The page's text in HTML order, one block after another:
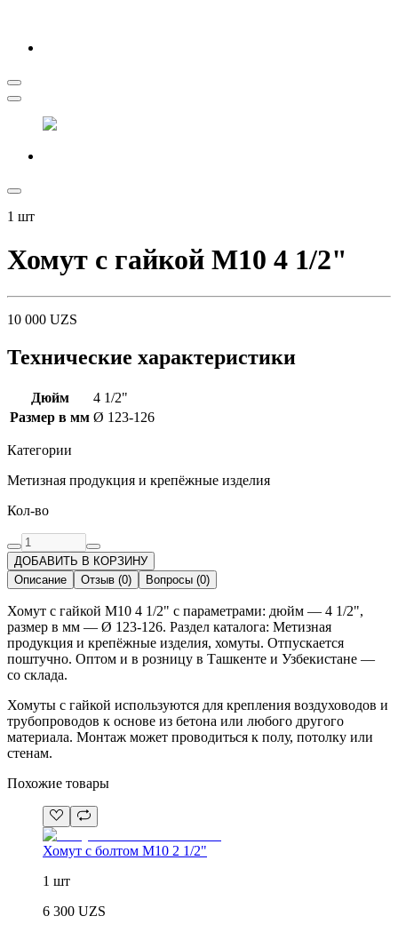
1 шт
Хомут с гайкой M10 4 1/2"
10 000 UZS
Технические характеристики
Дюйм
4 1/2"
Размер в мм Ø 123-126
Категории
Метизная продукция и крепёжные изделия
Кол-во
ДОБАВИТЬ В КОРЗИНУ
Описание
Отзыв (0) Вопросы (0)
Хомут с гайкой M10 4 1/2" с параметрами: дюйм — 4 1/2",
размер в мм — Ø 123-126. Раздел каталога: Метизная
продукция и крепёжные изделия, хомуты. Отпускается
поштучно. Оптом и в розницу в Ташкенте и Узбекистане —
со склада.
Хомуты с гайкой используются для крепления воздуховодов и
трубопроводов к основе из бетона или любого другого
материала. Монтаж может проводиться к полу, потолку или
стенам.
Похожие товары
Хомут с болтом M10 2 1/2"
1 шт
6 300 UZS